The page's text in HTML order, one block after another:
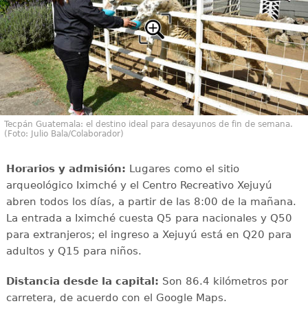
Tecpán Guatemala: el destino ideal para desayunos de fin de semana.
(Foto: Julio Bala/Colaborador)
Horarios y admisión: Lugares como el sitio
arqueológico Iximché y el Centro Recreativo Xejuyú
abren todos los días, a partir de las 8:00 de la mañana.
La entrada a Iximché cuesta Q5 para nacionales y Q50
para extranjeros; el ingreso a Xejuyú está en Q20 para
adultos y Q15 para niños.
Distancia desde la capital: Son 86.4 kilómetros por
carretera, de acuerdo con el Google Maps.